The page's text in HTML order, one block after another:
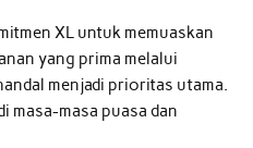
XL untuk memuaskan
yang prima melalui
menjadi prioritas utama.
masa-masa puasa dan